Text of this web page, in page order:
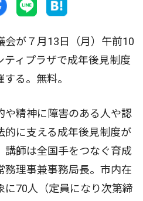
が７月13日（月）午前10
ティプラザで成年後見制度
る。無料。
精神に障害のある人や認
的に支える成年後見制度が
講師は全国手をつなぐ育成
務理事兼事務局長。市内在
に70人（定員になり次第締